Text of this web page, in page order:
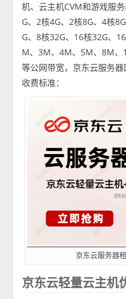
机、云主机CVM和游戏服
G、2核4G、2核8G、4核
G、8核32G、16核32G、
M、3M、4M、5M、8M
等公网带宽，京东云服务
收费标准：
京东云服务器
京东云轻量云主机